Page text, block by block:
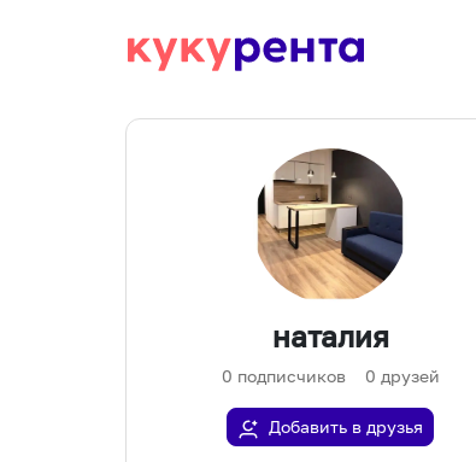
наталия
0 подписчиков 0 друзей
Добавить в друзья